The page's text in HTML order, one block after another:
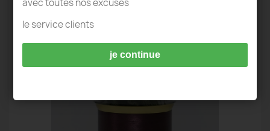
TERRARIUM IDÉES DECO - SOISSONS
avec toutes nos excuses
le service clients
je continue